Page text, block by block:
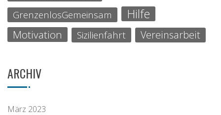
GrenzenlosGemeinsam Hilfe
Motivation Sizilienfahrt Vereinsarbeit
ARCHIV
März 2023